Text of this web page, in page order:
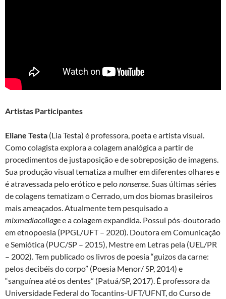
Artistas Participantes
Eliane Testa (Lia Testa) é professora, poeta e artista visual.
Como colagista explora a colagem analógica a partir de
procedimentos de justaposição e de sobreposição de imagens.
Sua produção visual tematiza a mulher em diferentes olhares e
é atravessada pelo erótico e pelononsense. Suas últimas séries
de colagens tematizam o Cerrado, um dos biomas brasileiros
mais ameaçados. Atualmente tem pesquisado a
mixmediacollagee a colagem expandida. Possui pós-doutorado
em etnopoesia (PPGL/UFT – 2020). Doutora em Comunicação
e Semiótica (PUC/SP – 2015), Mestre em Letras pela (UEL/PR
– 2002). Tem publicado os livros de poesia “guizos da carne:
pelos decibéis do corpo” (Poesia Menor/ SP, 2014) e
“sanguínea até os dentes” (Patuá/SP, 2017). É professora da
Universidade Federal do Tocantins-UFT/UFNT, do Curso de